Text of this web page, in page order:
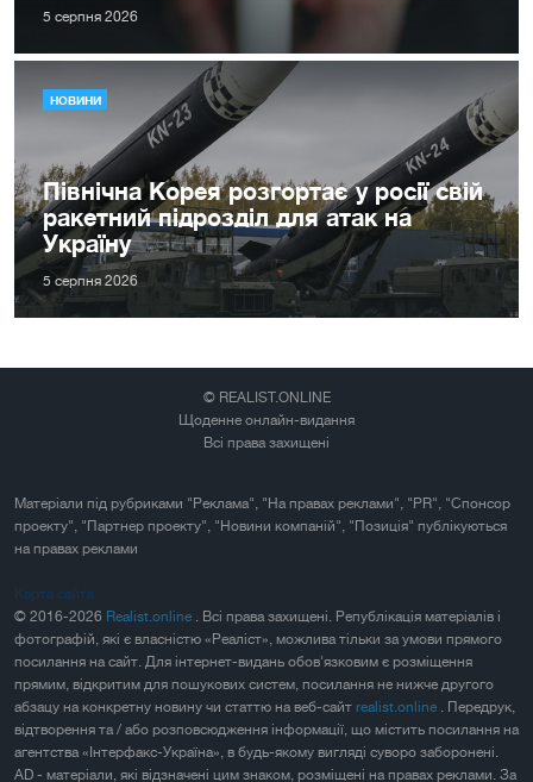
5 серпня 2026
НОВИНИ
Північна Корея розгортає у росії свій
ракетний підрозділ для атак на
Україну
5 серпня 2026
© REALIST.ONLINE
Щоденне онлайн-видання
Всі права захищені
Матеріали під рубриками "Реклама", "На правах реклами", "PR", "Спонсор
проекту", "Партнер проекту", "Новини компаній", "Позиція" публікуються
на правах реклами
Карта сайта
© 2016-2026 Realist.online . Всі права захищені. Републікація матеріалів і
фотографій, які є власністю «Реаліст», можлива тільки за умови прямого
посилання на сайт. Для інтернет-видань обов'язковим є розміщення
прямим, відкритим для пошукових систем, посилання не нижче другого
абзацу на конкретну новину чи статтю на веб-сайт realist.online . Передрук,
відтворення та / або розповсюдження інформації, що містить посилання на
агентства «Інтерфакс-Україна», в будь-якому вигляді суворо заборонені.
AD - матеріали, які відзначені цим знаком, розміщені на правах реклами. За